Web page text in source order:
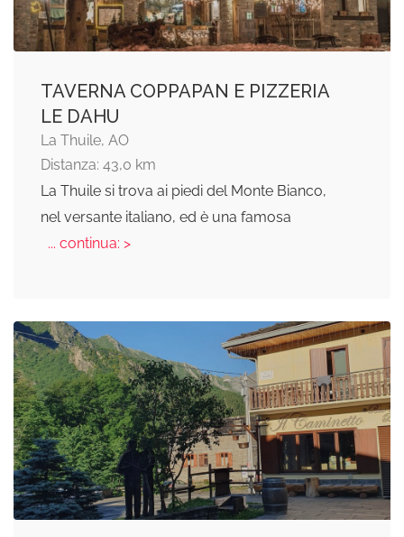
TAVERNA COPPAPAN E PIZZERIA
LE DAHU
La Thuile, AO
Distanza: 43,0 km
La Thuile si trova ai piedi del Monte Bianco,
nel versante italiano, ed è una famosa
... continua: >